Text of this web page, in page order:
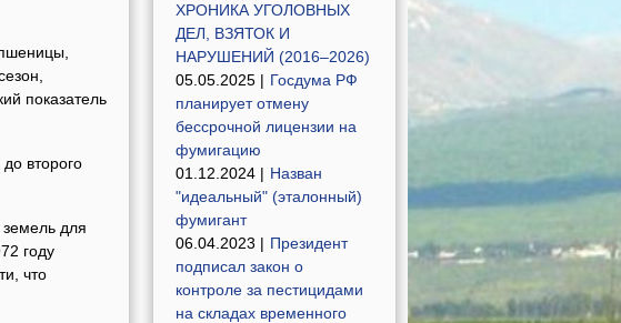
показатель
второго
для
году
что
ХРОНИКА УГОЛОВНЫХ
ДЕЛ, ВЗЯТОК И
НАРУШЕНИЙ (2016–2026)
05.05.2025 | Госдума РФ
планирует отмену
бессрочной лицензии на
фумигацию
01.12.2024 | Назван
"идеальный" (эталонный)
фумигант
06.04.2023 | Президент
подписал закон о
контроле за пестицидами
на складах временного